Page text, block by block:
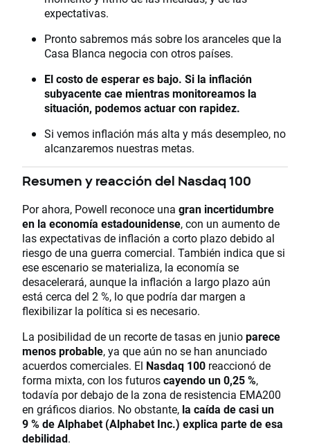
expectativas.
Pronto sabremos más sobre los aranceles que la
Casa Blanca negocia con otros países.
El costo de esperar es bajo. Si la inflación
subyacente cae mientras monitoreamos la
situación, podemos actuar con rapidez.
Si vemos inflación más alta y más desempleo, no
alcanzaremos nuestras metas.
Resumen y reacción del Nasdaq 100
Por ahora, Powell reconoce una gran incertidumbre
en la economía estadounidense, con un aumento de
las expectativas de inflación a corto plazo debido al
riesgo de una guerra comercial. También indica que si
ese escenario se materializa, la economía se
desacelerará, aunque la inflación a largo plazo aún
está cerca del 2 %, lo que podría dar margen a
flexibilizar la política si es necesario.
La posibilidad de un recorte de tasas en junioparece
menos probable, ya que aún no se han anunciado
acuerdos comerciales. El Nasdaq 100 reaccionó de
forma mixta, con los futuroscayendo un 0,25 %,
todavía por debajo de la zona de resistencia EMA200
en gráficos diarios. No obstante, la caída de casi un
9 % de Alphabet (Alphabet Inc.) explica parte de esa
debilidad.